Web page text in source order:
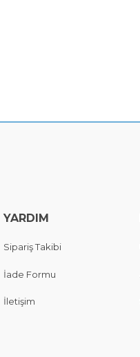
YARDIM
Sipariş Takibi
İade Formu
İletişim